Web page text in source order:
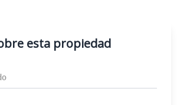
esta propiedad